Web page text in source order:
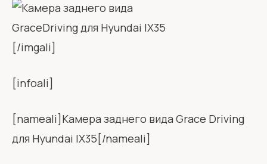
[/imgali]
[infoali]
[nameali]Камера заднего вида Grace Driving
для Hyundai IX35[/nameali]